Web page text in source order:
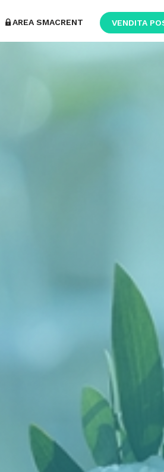
AREA SMACRENT VENDITA